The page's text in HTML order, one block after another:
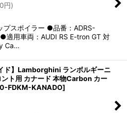
円)
プスポイラー ●品番：ADRS-
適用車両：AUDI RS E-tron GT 対
Ca…
ド】Lamborghini ランボルギーニ
ト用 カナード 本物Carbon カー
FDKM-KANADO]